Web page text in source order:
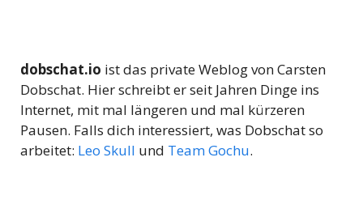
dobschat.io ist das private Weblog von Carsten
Dobschat. Hier schreibt er seit Jahren Dinge ins
Internet, mit mal längeren und mal kürzeren
Pausen. Falls dich interessiert, was Dobschat so
arbeitet: Leo Skull und Team Gochu.